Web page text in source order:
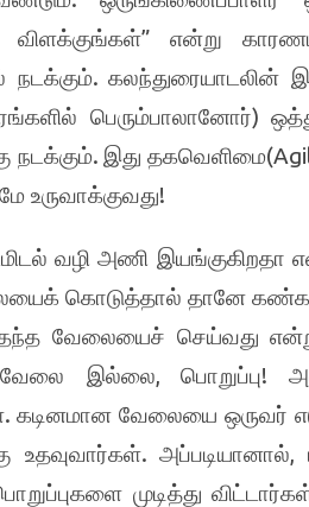
விளக்குங்கள்”என்று
நடக்கும்.கலந்துரையாடலின்
பெரும்பாலானோர்)
நடக்கும். இது தகவெளிமை
உருவாக்குவது!
வழி அணி இயங்குகிறதா
கொடுத்தால் தானே
வேலையைச் செய்வது
வேலை இல்லை,பொறுப்பு!
. கடினமான வேலையை ஒருவர்
உதவுவார்கள்.அப்படியானால்,
முடித்து